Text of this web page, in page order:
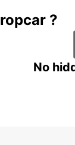
?
No